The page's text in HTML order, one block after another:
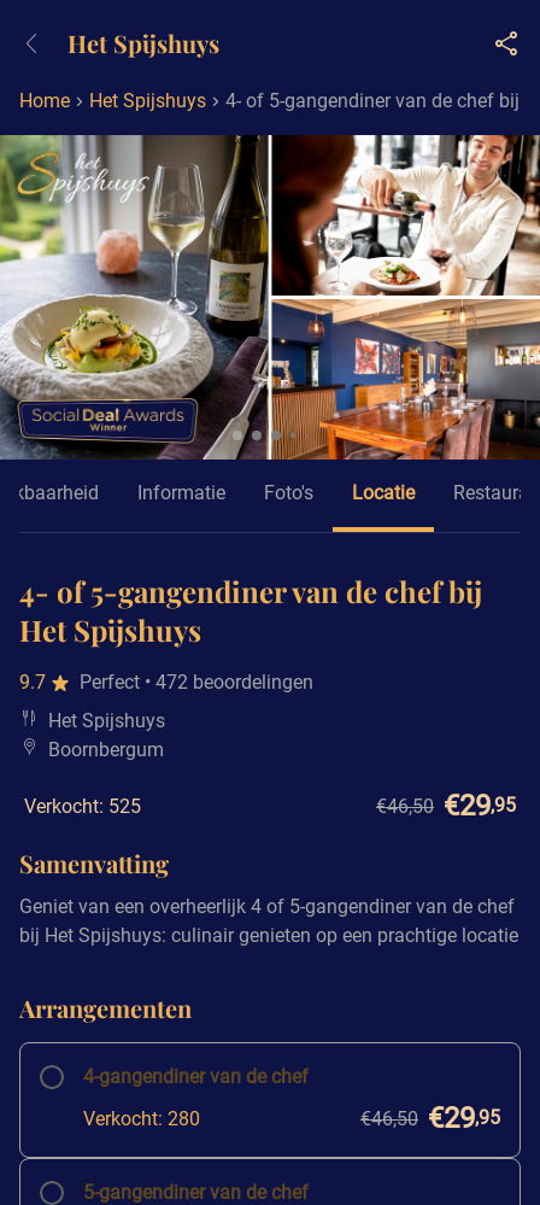
Bereikbaar tot 23:00 uur
Home Het Spijshuys 4- of 5-gangendiner van de chef bij
Het Spijshuys
Informatie Foto's Locatie
4- of 5-gangendiner van de chef bij
Het Spijshuys
9.7 Perfect • 472 beoordelingen
Het Spijshuys
Boornbergum
Verkocht: 525 €46,50 €29,95
Samenvatting
Geniet van een overheerlijk 4 of 5-gangendiner van de chef
bij Het Spijshuys: culinair genieten op een prachtige locatie
Arrangementen
4-gangendiner van de chef
Verkocht: 280
€46,50 €29,95
5-gangendiner van de chef